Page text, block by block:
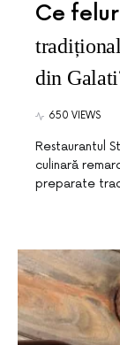
Ce
din
650 VIEWS
Restaurantul
culinară
preparate